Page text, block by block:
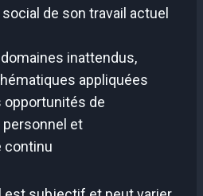
social de son travail actuel
inattendus,
appliquées
opportunités de
et
continu